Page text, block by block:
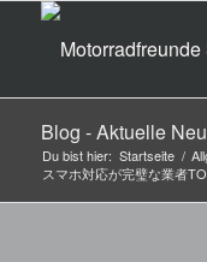
Blog - Aktuelle
Du bist hier: Startseite /
スマホ対応が完璧な業者